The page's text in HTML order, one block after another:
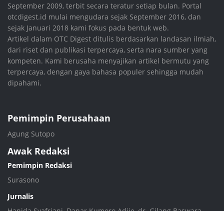
September 2009, terbit secara teratur setiap bulan. Portal
otcdigest.id mulai mengudara sejak September 2016, dan
sejak Januari 2018 kami fokus pada bentuk web.
Artikel dalam OTC Digest ditulis berdasarkan landasan ilmiah,
dari riset dan publikasi terpercaya, serta nara sumber yang
kompeten. Kami berusaha menyajikan artikel bermutu yang
terpercaya, dengan gaya bahasa populer sehingga mudah
dipahami.
Pemimpin Perusahaan
Agung Sutopo
Awak Redaksi
Pemimpin Redaksi
Surasono
Jurnalis